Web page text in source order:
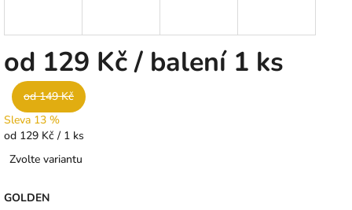
od 129 Kč/ balení 1 ks
od 149 Kč
Sleva 13 %
Měrná
od 129 Kč / 1 ks
Zvolte variantu
GOLDEN